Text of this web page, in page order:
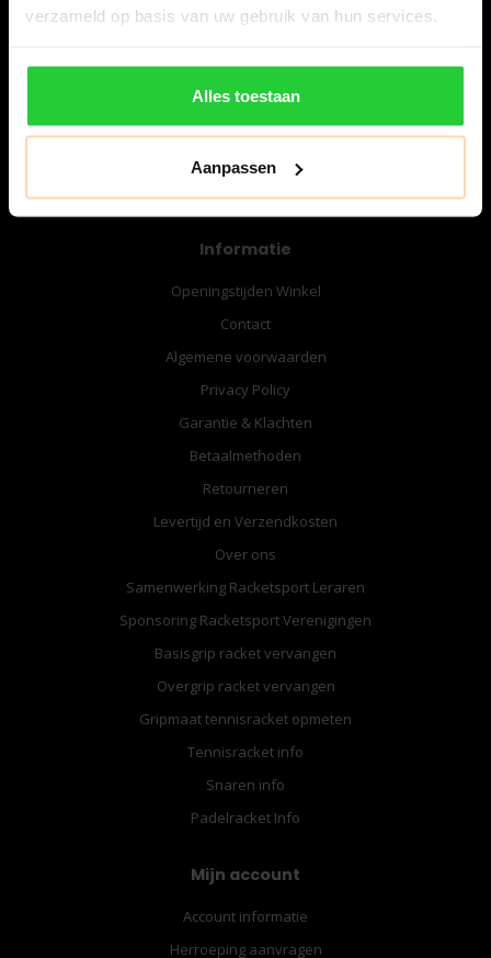
verzameld op basis van uw gebruik van hun services.
Alles toestaan
Aanpassen
06-57276080
info@bespanracket.nl
Informatie
Openingstijden Winkel
Contact
Algemene voorwaarden
Privacy Policy
Garantie & Klachten
Betaalmethoden
Retourneren
Levertijd en Verzendkosten
Over ons
Samenwerking Racketsport Leraren
Sponsoring Racketsport Verenigingen
Basisgrip racket vervangen
Overgrip racket vervangen
Gripmaat tennisracket opmeten
Tennisracket info
Snaren info
Padelracket Info
Mijn account
Account informatie
Herroeping aanvragen